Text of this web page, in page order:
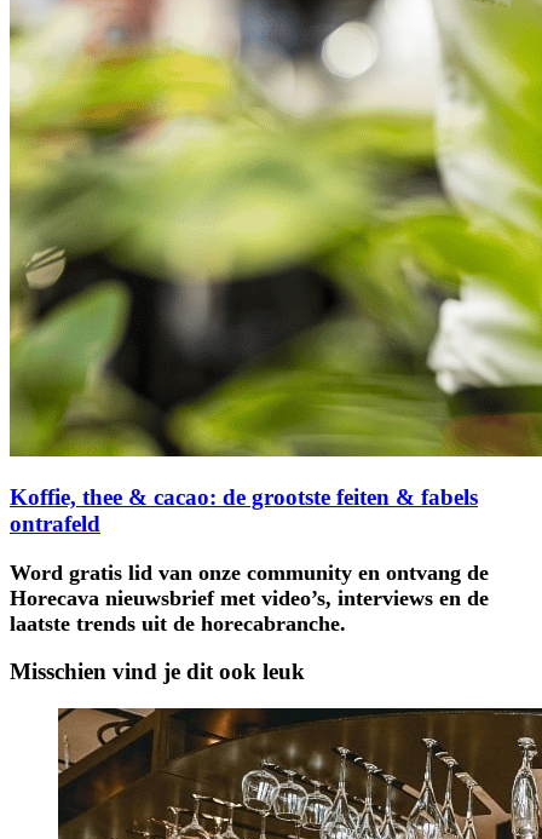
Koffie, thee & cacao: de grootste feiten & fabels
ontrafeld
Word gratis lid van onze community en ontvang de
Horecava nieuwsbrief met video’s, interviews en de
laatste trends uit de horecabranche.
Misschien vind je dit ook leuk